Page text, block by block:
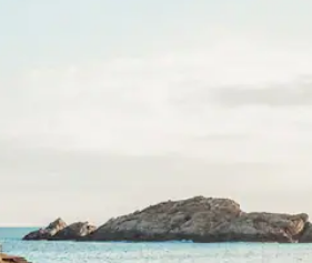
cima e para baixo do teclado ou